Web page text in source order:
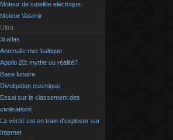
Moteur de satellite electrique.
Moteur Vasimir
Ultra
3i atlas
Anomalie mer baltique
Apollo 20: mythe ou réalité?
Base lunaire
Divulgation cosmique
Essai sur le classement des
civilisations
La vérité est en train d'exploser sur
Internet